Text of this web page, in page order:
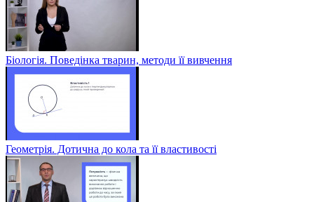
Біологія. Поведінка тварин, методи її вивчення
Геометрія. Дотична до кола та її властивості